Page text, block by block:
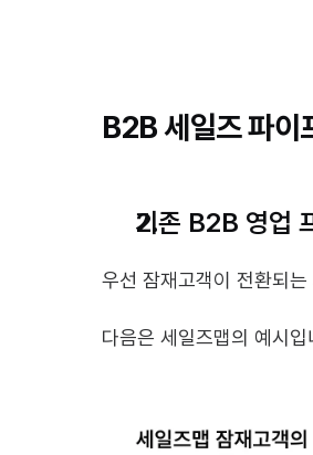
B2B 세일즈 파
기존 B2B 영업
우선 잠재고객이 전환되는
다음은 세일즈맵의 예시입